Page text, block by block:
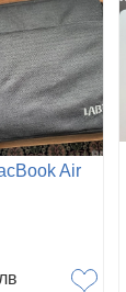
Air
лв